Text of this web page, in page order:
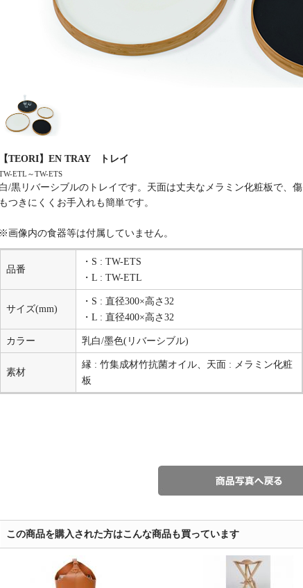
【TEORI】EN TRAY トレイ
ETL～TW-ETS
白/黒リバーシブルのトレイです。天面は丈夫なメラミン化粧板で、傷
もつきにくくお手入れも簡単です。
※画像内の食器等は付属していません。
品番
・S : TW-ETS
・L : TW-ETL
サイズ(mm)
・S : 直径300×高さ32
・L : 直径400×高さ32
カラー 乳白/墨色(リバーシブル)
素材
縁 : 竹集成材竹抗菌オイル、天面 : メラミン化粧
板
この商品を購入された方はこんな商品も買っています